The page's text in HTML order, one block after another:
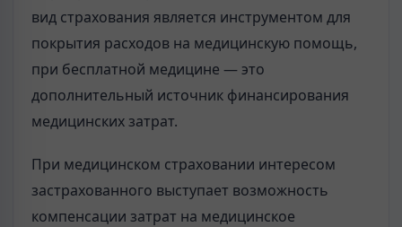
вид страхования является инструментом для
покрытия расходов на медицинскую помощь,
при бесплатной медицине — это
дополнительный источник финансирования
медицинских затрат.
При медицинском страховании интересом
застрахованного выступает возможность
компенсации затрат на медицинское